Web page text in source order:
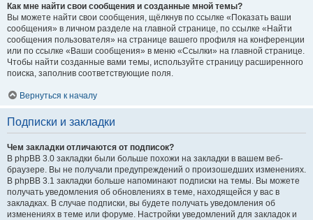
Как мне найти свои сообщения и созданные мной темы?
Вы можете найти свои сообщения, щёлкнув по ссылке «Показать ваши
сообщения» в личном разделе на главной странице, по ссылке «Найти
сообщения пользователя» на странице вашего профиля на конференции
или по ссылке «Ваши сообщения» в меню «Ссылки» на главной странице.
Чтобы найти созданные вами темы, используйте страницу расширенного
поиска, заполнив соответствующие поля.
Вернуться к началу
Подписки и закладки
Чем закладки отличаются от подписок?
В phpBB 3.0 закладки были больше похожи на закладки в вашем веб-
браузере. Вы не получали предупреждений о произошедших изменениях.
В phpBB 3.1 закладки больше напоминают подписки на темы. Вы можете
получать уведомления об обновлениях в теме, находящейся у вас в
закладках. В случае подписки, вы будете получать уведомления об
изменениях в теме или форуме. Настройки уведомлений для закладок и